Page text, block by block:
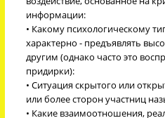
информации:
• Какому психологическому
характерно - предъявлять
другим (однако часто это
придирки):
• Ситуация скрытого или
или более сторон участниц
• Какие взаимоотношения,